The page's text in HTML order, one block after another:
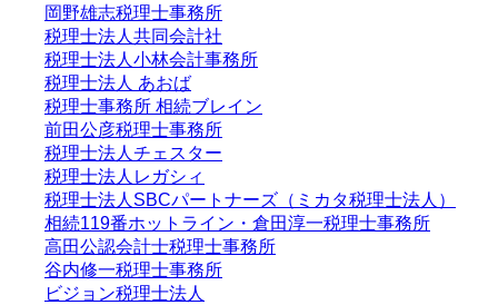
岡野雄志税理士事務所
税理士法人共同会計社
税理士法人小林会計事務所
税理士法人 あおば
税理士事務所 相続ブレイン
前田公彦税理士事務所
税理士法人チェスター
税理士法人レガシィ
税理士法人SBCパートナーズ（ミカタ税理士法人）
相続119番ホットライン・倉田淳一税理士事務所
高田公認会計士税理士事務所
谷内修一税理士事務所
ビジョン税理士法人